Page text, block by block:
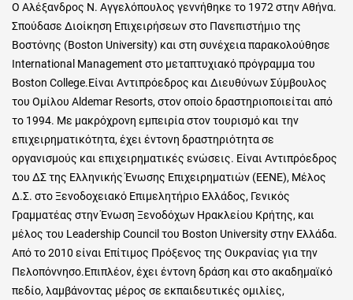
Ο Αλέξανδρος Ν. Αγγελόπουλος γεννήθηκε το 1972 στην Αθήνα.
Σπούδασε Διοίκηση Επιχειρήσεων στο Πανεπιστήμιο της
Βοστόνης (Boston University) και στη συνέχεια παρακολούθησε
International Management στο μεταπτυχιακό πρόγραμμα του
Boston College.Είναι Αντιπρόεδρος και Διευθύνων Σύμβουλος
του Ομίλου Aldemar Resorts, στον οποίο δραστηριοποιείται από
το 1994. Με μακρόχρονη εμπειρία στον τουρισμό και την
επιχειρηματικότητα, έχει έντονη δραστηριότητα σε
οργανισμούς και επιχειρηματικές ενώσεις. Είναι Αντιπρόεδρος
του ΔΣ της Ελληνικής Ένωσης Επιχειρηματιών (ΕΕΝΕ), Μέλος
Δ.Σ. στο Ξενοδοχειακό Επιμελητήριο Ελλάδος, Γενικός
Γραμματέας στην Ένωση Ξενοδόχων Ηρακλείου Κρήτης, και
μέλος του LeadershipCouncil του Boston Universityστην Ελλάδα.
Από το 2010 είναι Επίτιμος Πρόξενος της Ουκρανίας για την
Πελοπόννησο.Επιπλέον, έχει έντονη δράση και στο ακαδημαϊκό
πεδίο, λαμβάνοντας μέρος σε εκπαιδευτικές ομιλίες,